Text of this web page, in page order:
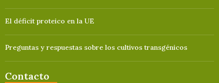
El déficit proteico en la UE
Preguntas y respuestas sobre los cultivos transgénicos
Contacto